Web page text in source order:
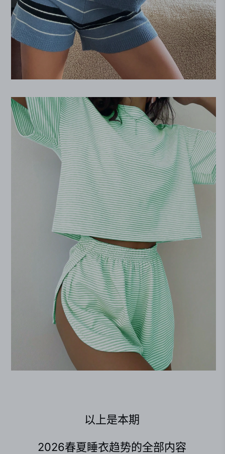
以上是本期
2026春夏睡衣趋势的全部内容